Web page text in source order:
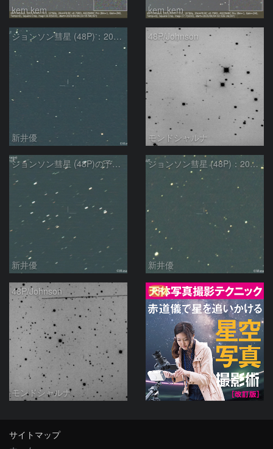
kem.kem kem.kem
ジョンソン彗星 (48P)：2025/08/20
新井優
48P/Johnson
モンドシャルナ
ジョンソン彗星 (48P)の予報位置：2024/08/26
新井優
ジョンソン彗星 (48P)：2024/08/11
新井優
48P/Johnson
モンドシャルナ
PR
サイトマップ